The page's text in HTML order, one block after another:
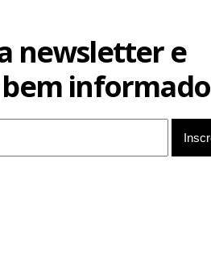
newsletter e
informado